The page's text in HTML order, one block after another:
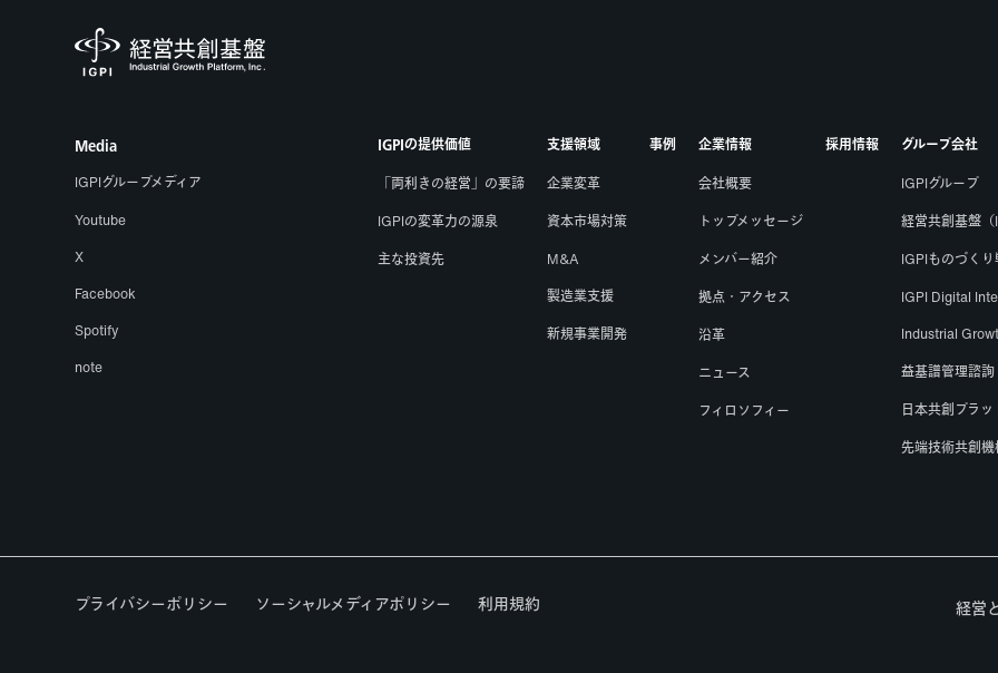
Media
IGPIグループメディア
Youtube
X
Facebook
Spotify
note
IGPIの提供価値
「両利きの経営」の要諦
IGPIの変革力の源泉
主な投資先
支援領域
企業変革
資本市場対策
M&A
製造業支援
新規事業開発
事例 企業情報
会社概要
トップメッセージ
メンバー紹介
拠点・アクセス
沿革
ニュース
フィロソフィー
採用情報 グループ会社
IGPIグループ
経営共創基盤（
IGPIものづくり
IGPI Digital
Industrial
益基譜管理諮
日本共創プラ
先端技術共創機
プライバシーポリシー ソーシャルメディアポリシー 利用規約 経営